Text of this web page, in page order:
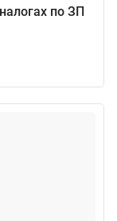
по ЗП